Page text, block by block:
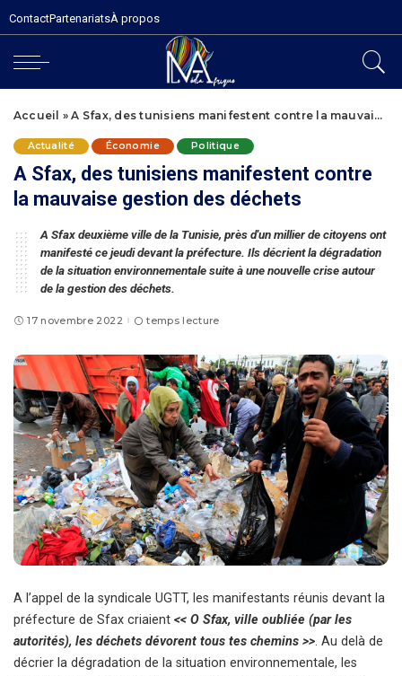
ContactPartenariatsÀ propos
Accueil »A Sfax, des tunisiens manifestent contre la mauvaise gestion des déchets
Actualité Économie Politique
A Sfax, des tunisiens manifestent contre
la mauvaise gestion des déchets
A Sfax deuxième ville de la Tunisie, près d'un millier de citoyens ont
manifesté ce jeudi devant la préfecture. Ils décrient la dégradation
de la situation environnementale suite à une nouvelle crise autour
de la gestion des déchets.
17 novembre 2022 temps lecture
A l’appel de la syndicale UGTT, les manifestants réunis devant la
préfecture de Sfax criaient << O Sfax, ville oubliée (par les
autorités), les déchets dévorent tous tes chemins >>. Au delà de
décrier la dégradation de la situation environnementale, les